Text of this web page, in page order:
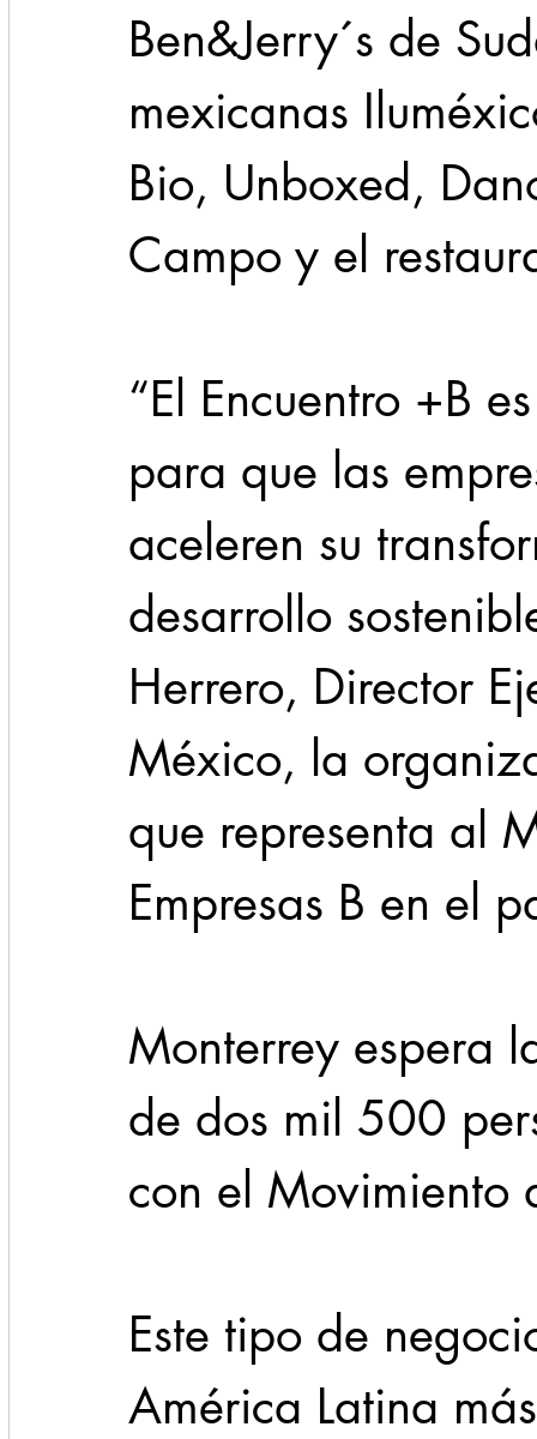
Ben&Jerry´s de
mexicanas
Bio, Unboxed,
Campo y el
“El Encuentro +B
para que las
aceleren su
desarrollo
Herrero, Director
México, la
que representa al
Empresas B en el
Monterrey espera
de dos mil 500
con el Movimiento
Este tipo de
América Latina